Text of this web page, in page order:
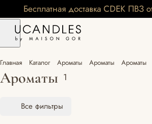
Бесплатная доставка CDEK ПВЗ
Главная Каталог Ароматы Ароматы Ароматы
Ароматы 1
Все фильтры